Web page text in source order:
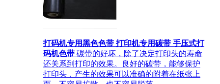
打码机专用黑色色带 打印机专用碳带 手压式打
码机色带 碳带的好坏，除了决定打印头的寿命
还关系到打印的效果。良好的碳带，能够保护
打印头，产生的效果可以准确的附着在纸张上